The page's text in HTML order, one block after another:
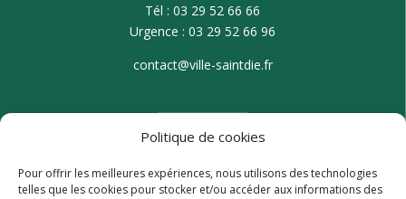
Politique de cookies
Pour offrir les meilleures expériences, nous utilisons des technologies
telles que les cookies pour stocker et/ou accéder aux informations des
Tél : 03 29 52 66 66
Urgence : 03 29 52 66 96
contact@ville-saintdie.fr